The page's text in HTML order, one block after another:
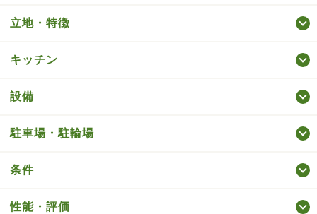
立地・特徴
キッチン
設備
駐車場・駐輪場
条件
性能・評価